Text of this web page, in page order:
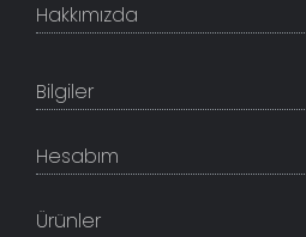
Hakkımızda
TabloShop, müşteri
tutmaya çalışır. Uzman
Bilgiler
İletişim Bilgileri
Banka Hesapları
Hesabım
Tüm Siparişlerim
Ürünler